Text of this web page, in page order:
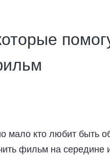
мало кто любит быть
фильм на середине